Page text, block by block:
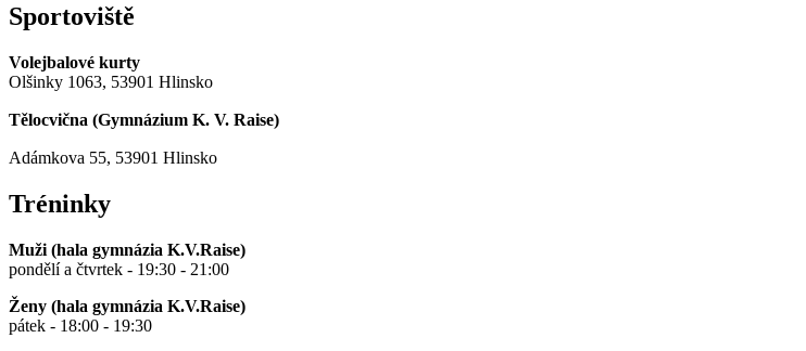
Sportoviště
Volejbalové kurty
Olšinky 1063, 53901 Hlinsko
Tělocvična (Gymnázium K. V. Raise)
Adámkova 55, 53901 Hlinsko
Tréninky
Muži (hala gymnázia K.V.Raise)
pondělí a čtvrtek - 19:30 - 21:00
Ženy (hala gymnázia K.V.Raise)
pátek - 18:00 - 19:30